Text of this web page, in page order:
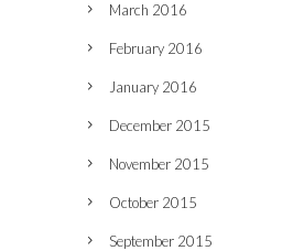
March 2016
February 2016
January 2016
December 2015
November 2015
October 2015
September 2015